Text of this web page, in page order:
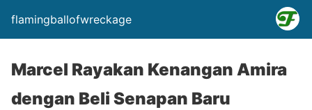
flamingballofwreckage
Marcel Rayakan Kenangan Amira
dengan Beli Senapan Baru